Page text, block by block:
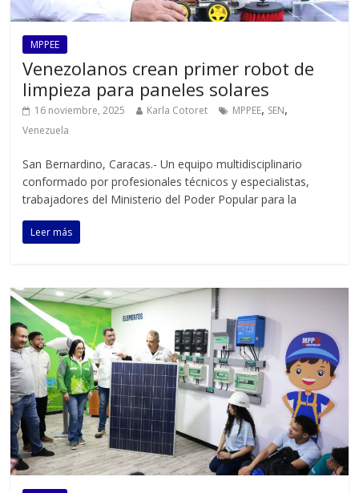
MPPEE
Venezolanos crean primer robot de
limpieza para paneles solares
16 noviembre, 2025 Karla Cotoret MPPEE, SEN,
Venezuela
San Bernardino, Caracas.- Un equipo multidisciplinario
conformado por profesionales técnicos y especialistas,
trabajadores del Ministerio del Poder Popular para la
Leer más